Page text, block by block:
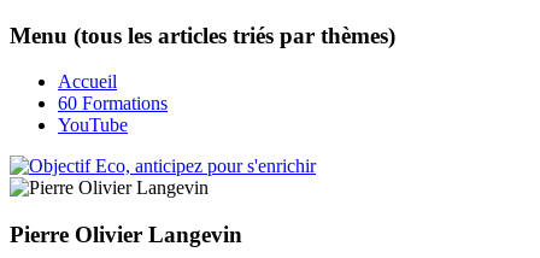
Menu (tous les articles triés par thèmes)
Accueil
60 Formations
YouTube
Pierre Olivier Langevin